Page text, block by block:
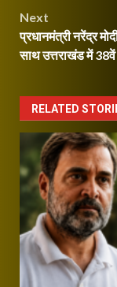
Next
प्रधानमंत्री नरेंद्र
साथ उत्तराखंड में 38वें
RELATED